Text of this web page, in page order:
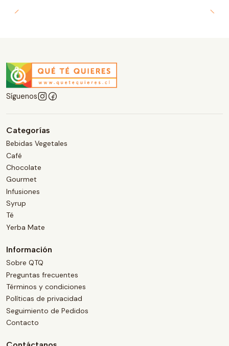
Síguenos
Categorías
Bebidas Vegetales
Café
Chocolate
Gourmet
Infusiones
Syrup
Té
Yerba Mate
Información
Sobre QTQ
Preguntas frecuentes
Términos y condiciones
Políticas de privacidad
Seguimiento de Pedidos
Contacto